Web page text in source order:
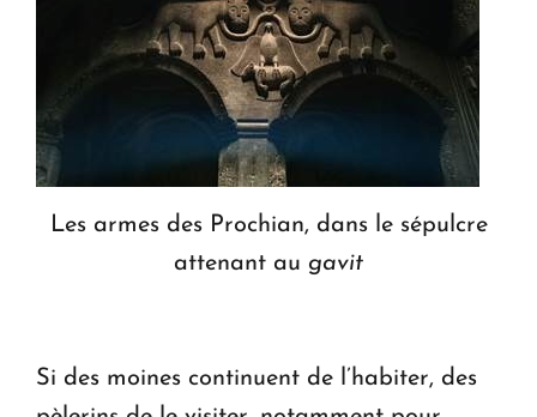
Les armes des Prochian, dans le sépulcre
attenant au gavit
Si des moines continuent de l’habiter, des